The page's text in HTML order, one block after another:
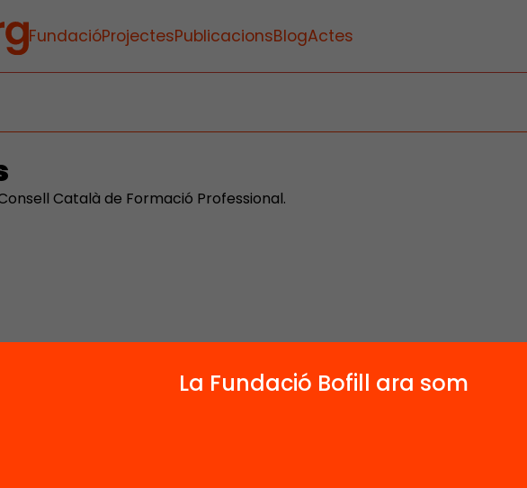
FundacióProjectesPublicacionsBlogActes
Català de Formació Professional.
1
La Fundació Bofill ara som